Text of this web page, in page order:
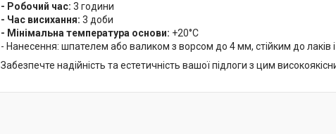
- Робочий час: 3 години
- Час висихання: 3 доби
- Мінімальна температура основи: +20°C
- Нанесення: шпателем або валиком з ворсом до 4 мм, стійким до лаків і
Забезпечте надійність та естетичність вашої підлоги з цим